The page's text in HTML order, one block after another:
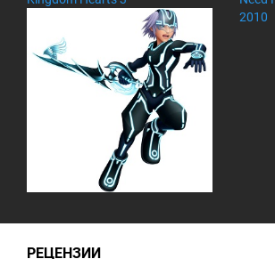
2010
РЕЦЕНЗИИ